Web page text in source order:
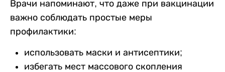
Врачи напоминают, что даже при вакцинации
важно соблюдать простые меры
профилактики:
использовать маски и антисептики;
избегать мест массового скопления